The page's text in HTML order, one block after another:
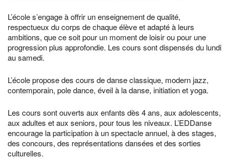
L’école s’engage à offrir un enseignement de qualité,
respectueux du corps de chaque élève et adapté à leurs
ambitions, que ce soit pour un moment de loisir ou pour une
progression plus approfondie. Les cours sont dispensés du lundi
au samedi.
L’école propose des cours de danse classique, modern jazz,
contemporain, pole dance, éveil à la danse, initiation et yoga.
Les cours sont ouverts aux enfants dès 4 ans, aux adolescents,
aux adultes et aux seniors, pour tous les niveaux. L’EDDanse
encourage la participation à un spectacle annuel, à des stages,
des concours, des représentations dansées et des sorties
culturelles.